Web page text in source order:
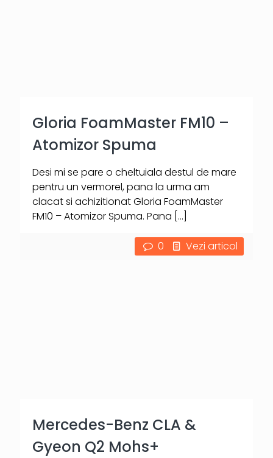
Gloria FoamMaster FM10 –
Atomizor Spuma
Desi mi se pare o cheltuiala destul de mare
pentru un vermorel, pana la urma am
clacat si achizitionat Gloria FoamMaster
FM10 – Atomizor Spuma. Pana […]
0 Vezi articol
Mercedes-Benz CLA &
Gyeon Q2 Mohs+